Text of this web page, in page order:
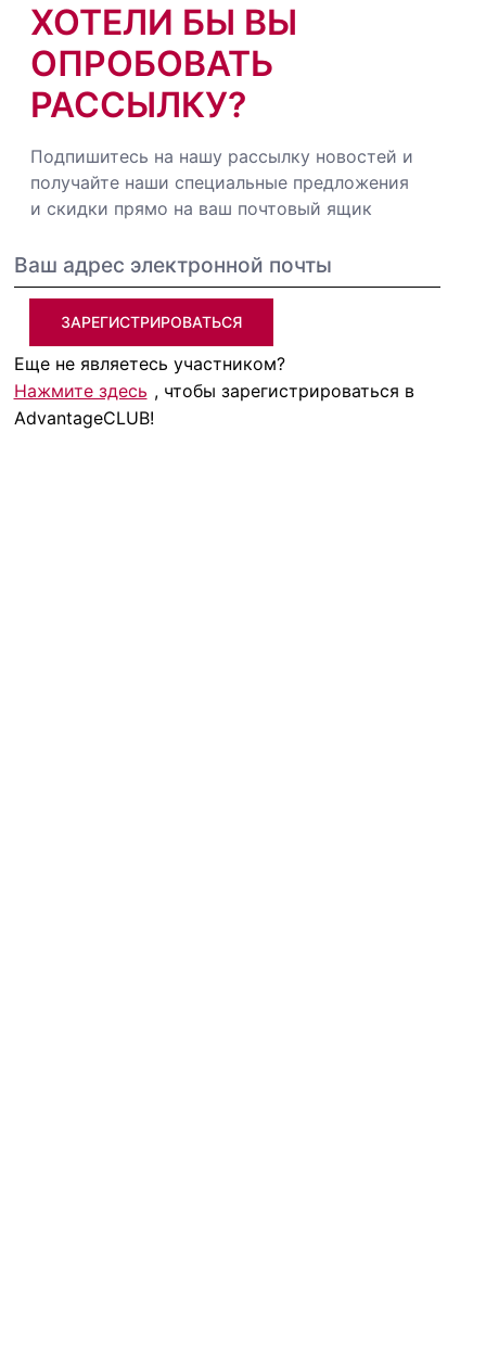
ХОТЕЛИ БЫ ВЫ
ОПРОБОВАТЬ
РАССЫЛКУ?
Подпишитесь на нашу рассылку новостей и
получайте наши специальные предложения
и скидки прямо на ваш почтовый ящик
ЗАРЕГИСТРИРОВАТЬСЯ
Еще не являетесь участником?
Нажмите здесь , чтобы зарегистрироваться в
AdvantageCLUB!